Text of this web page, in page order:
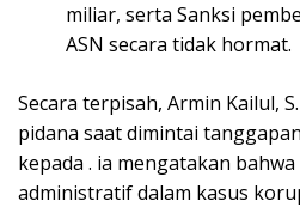
miliar, serta Sanksi
ASN secara tidak hormat.
Secara terpisah, Armin Kailul,
pidana saat dimintai
kepada . ia mengatakan
administratif dalam kasus